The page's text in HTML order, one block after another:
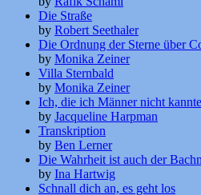
Die Straße
by Robert Seethaler
Die Ordnung der Sterne über
by Monika Zeiner
Villa Sternbald
by Monika Zeiner
Ich, die ich Männer nicht kannte
by Jacqueline Harpman
Transkription
by Ben Lerner
Die Wahrheit ist auch der
by Ina Hartwig
Schnall dich an, es geht los